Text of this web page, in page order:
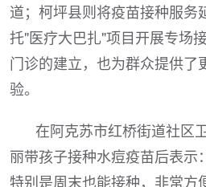
道；柯坪县则将疫苗接种服务
托"医疗大巴扎"项目开展专场
门诊的建立，也为群众提供了
验。
在阿克苏市红桥街道社区
丽带孩子接种水痘疫苗后表示
特别是周末也能接种，非常方